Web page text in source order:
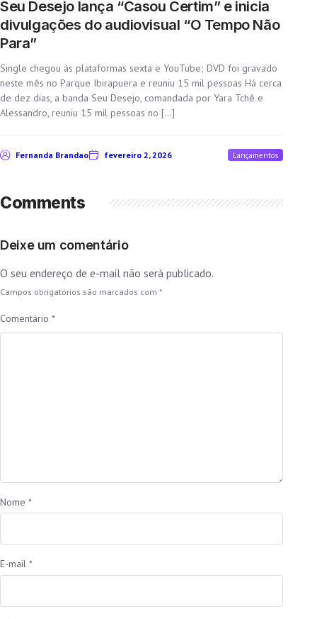
Seu Desejo lança “Casou Certim” e inicia
divulgações do audiovisual “O Tempo Não
Para”
Single chegou às plataformas sexta e YouTube; DVD foi gravado
neste mês no Parque Ibirapuera e reuniu 15 mil pessoas Há cerca
de dez dias, a banda Seu Desejo, comandada por Yara Tchê e
Alessandro, reuniu 15 mil pessoas no […]
Fernanda Brandao fevereiro 2, 2026 Lançamentos
Comments
Deixe um comentário
O seu endereço de e-mail não será publicado.
Campos obrigatórios são marcados com *
Comentário *
Nome *
E-mail *